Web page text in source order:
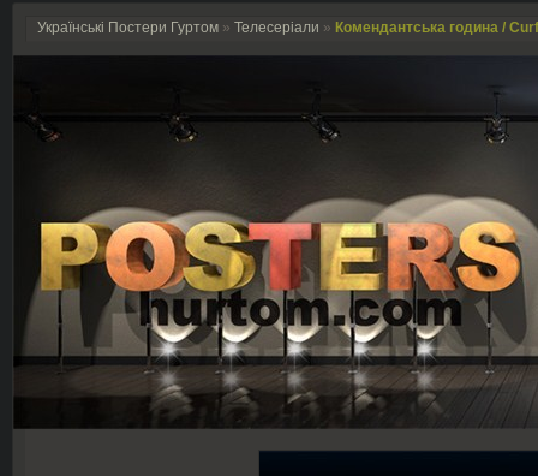
Українські Постери Гуртом » Телесеріали » Комендантська година /